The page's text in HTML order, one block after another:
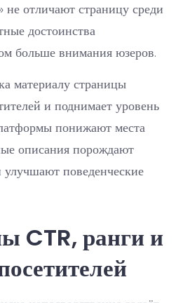
не отличают страницу среди
достоинства
больше внимания юзеров.
материалу страницы
и поднимает уровень
понижают места
описания порождают
улучшают поведенческие
CTR, ранги и